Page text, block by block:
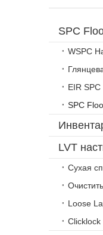
SPC
WSPC
EIR
SPC
LVT
Сухая
Loose
Clicklock